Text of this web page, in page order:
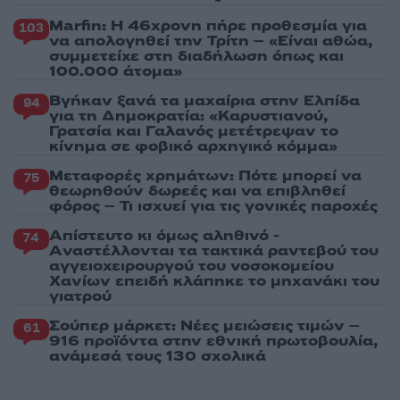
103 Marfin: Η 46χρονη πήρε προθεσμία για
να απολογηθεί την Τρίτη – «Είναι αθώα,
συμμετείχε στη διαδήλωση όπως και
100.000 άτομα»
94 Βγήκαν ξανά τα μαχαίρια στην Ελπίδα
για τη Δημοκρατία: «Καρυστιανού,
Γρατσία και Γαλανός μετέτρεψαν το
κίνημα σε φοβικό αρχηγικό κόμμα»
75 Μεταφορές χρημάτων: Πότε μπορεί να
θεωρηθούν δωρεές και να επιβληθεί
φόρος – Τι ισχυεί για τις γονικές παροχές
74 Απίστευτο κι όμως αληθινό -
Aναστέλλονται τα τακτικά ραντεβού του
αγγειοχειρουργού του νοσοκομείου
Χανίων επειδή κλάπηκε το μηχανάκι του
γιατρού
61 Σούπερ μάρκετ: Νέες μειώσεις τιμών –
916 προϊόντα στην εθνική πρωτοβουλία,
ανάμεσά τους 130 σχολικά